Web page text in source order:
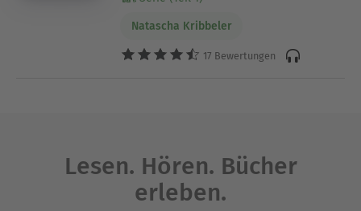
Natascha Kribbeler
17 Bewertungen
Lesen. Hören. Bücher
erleben.